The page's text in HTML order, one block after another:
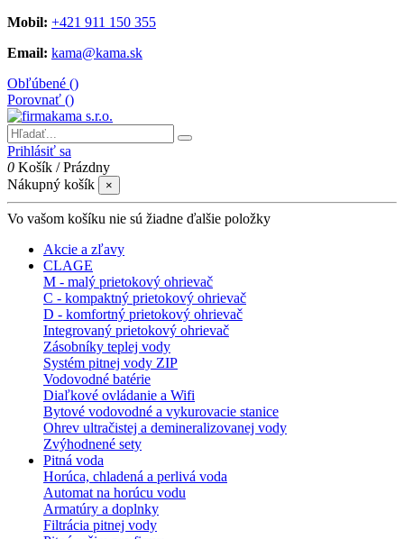
Mobil: +421 911 150 355
Email: kama@kama.sk
Obľúbené ()
Porovnať ()
Prihlásiť sa
0 Košík /Prázdny
Nákupný košík
×
Vo vašom košíku nie sú žiadne ďalšie položky
Akcie a zľavy
CLAGE
M - malý prietokový ohrievač
C - kompaktný prietokový ohrievač
D - komfortný prietokový ohrievač
Integrovaný prietokový ohrievač
Zásobníky teplej vody
Systém pitnej vody ZIP
Vodovodné batérie
Diaľkové ovládanie a Wifi
Bytové vodovodné a vykurovacie stanice
Ohrev ultračistej a demineralizovanej vody
Zvýhodnené sety
Pitná voda
Horúca, chladená a perlivá voda
Automat na horúcu vodu
Armatúry a doplnky
Filtrácia pitnej vody